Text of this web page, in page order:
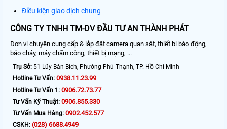
Điều kiện giao dịch chung
CÔNG TY TNHH TM-DV ĐẦU TƯ AN THÀNH PHÁT
Đơn vị chuyên cung cấp & lắp đặt camera quan sát, thiết bị báo động,
báo cháy, máy chấm công, thiết bị mạng, ...
Trụ Sở: 51 Lũy Bán Bích, Phường Phú Thạnh, TP. Hồ Chí Minh
Hotline Tư Vấn: 0938.11.23.99
Hotline Tư Vấn 1: 0906.72.73.77
Tư Vấn Kỹ Thuật: 0906.855.330
Tư Vấn Mua Hàng: 0902.452.577
CSKH: (028) 6688.4949